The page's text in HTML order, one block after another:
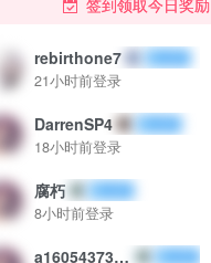
签到领取今日奖励
rebirthone7
21小时前登录
DarrenSP4
18小时前登录
腐朽
8小时前登录
a1605437303